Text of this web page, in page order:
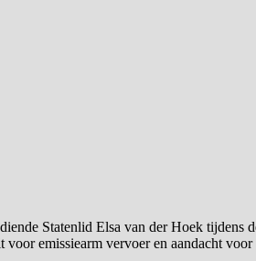
Statenlid Elsa van der Hoek tijdens
emissiearm vervoer en aandacht